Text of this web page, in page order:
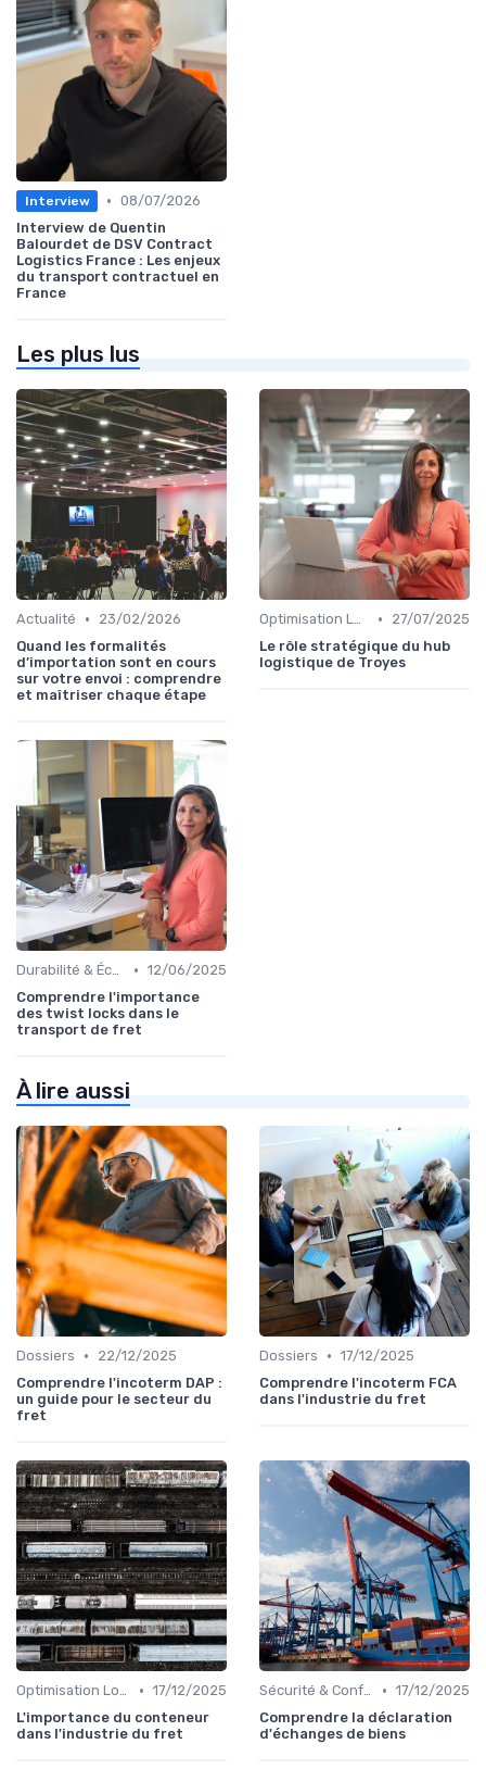
Interview • 08/07/2026
Interview de Quentin
Balourdet de DSV Contract
Logistics France : Les enjeux
du transport contractuel en
France
Les plus lus
Actualité •
23/02/2026
Quand les formalités
d’importation sont en cours
sur votre envoi : comprendre
et maîtriser chaque étape
Optimisation Logistique •
27/07/2025
Le rôle stratégique du hub
logistique de Troyes
Durabilité & Écologie • 12/06/2025
Comprendre l'importance
des twist locks dans le
transport de fret
À lire aussi
Dossiers •
22/12/2025
Comprendre l'incoterm DAP :
un guide pour le secteur du
fret
Dossiers • 17/12/2025
Comprendre l'incoterm FCA
dans l'industrie du fret
Optimisation Logistique • 17/12/2025
L'importance du conteneur
dans l'industrie du fret
Sécurité & Conformité • 17/12/2025
Comprendre la déclaration
d'échanges de biens